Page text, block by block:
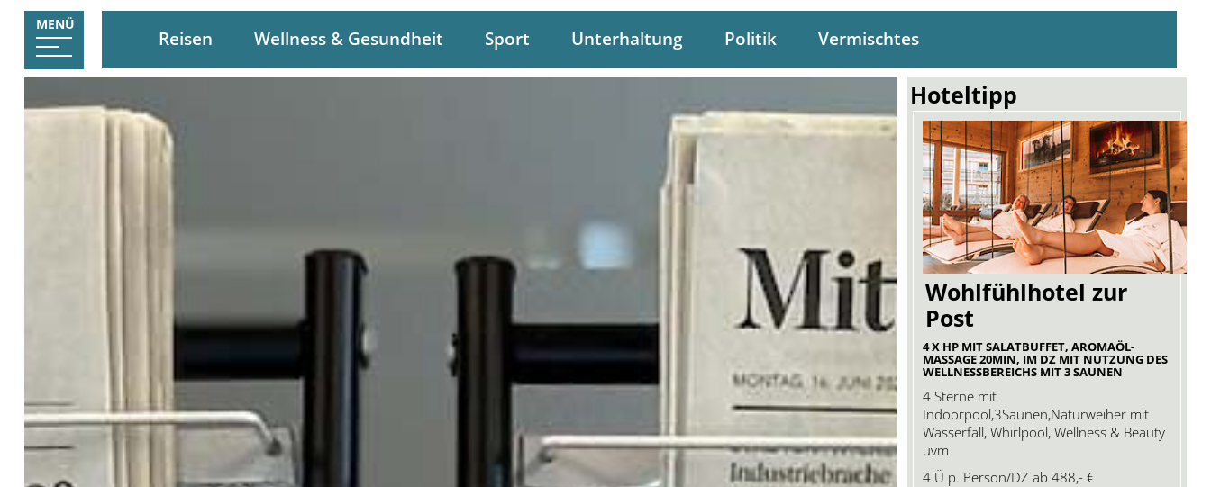
MENÜ
Hoteltipp
Wohlfühlhotel zur
Post
4 X HP MIT SALATBUFFET, AROMAÖL-
MASSAGE 20MIN, IM DZ MIT NUTZUNG DES
WELLNESSBEREICHS MIT 3 SAUNEN
4 Sterne mit
Indoorpool,3Saunen,Naturweiher mit
Wasserfall, Whirlpool, Wellness & Beauty
uvm
4 Ü p. Person/DZ ab 488,- €
Reisen Wellness & Gesundheit Sport Unterhaltung Politik Vermischtes